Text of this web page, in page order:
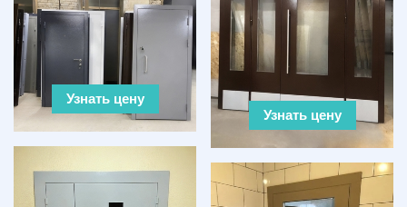
Узнать цену
Узнать цену